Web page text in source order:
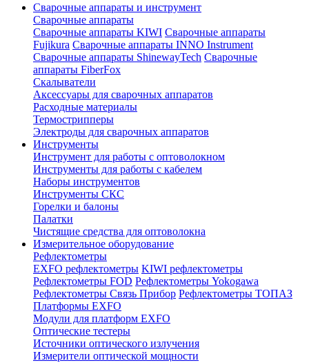
Сварочные аппараты и инструмент
Сварочные аппараты
Сварочные аппараты KIWI Сварочные аппараты
Fujikura Сварочные аппараты INNO Instrument
Сварочные аппараты ShinewayTech Cварочные
аппараты FiberFox
Скалыватели
Аксессуары для сварочных аппаратов
Расходные материалы
Термострипперы
Электроды для сварочных аппаратов
Инструменты
Инструмент для работы с оптоволокном
Инструменты для работы с кабелем
Наборы инструментов
Инструменты СКС
Горелки и балоны
Палатки
Чистящие средства для оптоволокна
Измерительное оборудование
Рефлектометры
EXFO рефлектометры KIWI рефлектометры
Рефлектометры FOD Рефлектометры Yokogawa
Рефлектометры Связь Прибор Рефлектометры ТОПАЗ
Платформы EXFO
Модули для платформ EXFO
Оптические тестеры
Источники оптического излучения
Измерители оптической мощности